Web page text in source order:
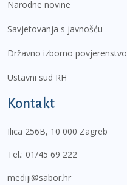
Narodne novine
Savjetovanja s javnošću
Državno izborno povjerenstvo
Ustavni sud RH
Kontakt
Ilica 256B, 10 000 Zagreb
Tel.: 01/45 69 222
mediji@sabor.hr